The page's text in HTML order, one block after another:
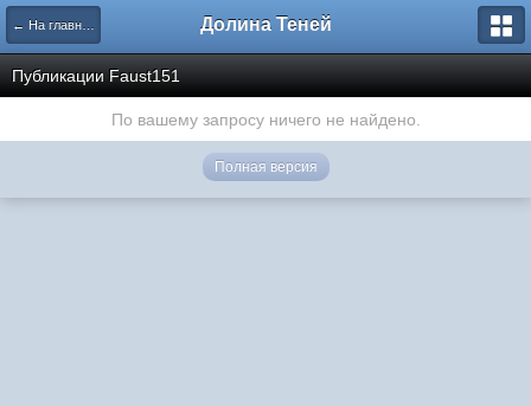
← На главную Долина Теней
Публикации Faust151
По вашему запросу ничего не найдено.
Полная версия